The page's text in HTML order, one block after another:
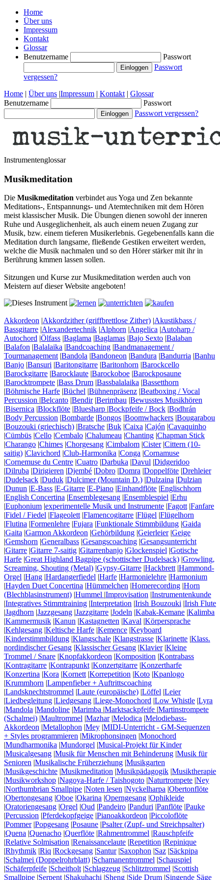
Home
Über uns
Impressum
Kontakt
Glossar
Benutzername
Passwort
Passwort
vergessen?
Home | Über uns |Impressum | Kontakt | Glossar
Benutzername
Passwort
Passwort vergessen?
Instrumentenglossar
Musikmeditation
Die Musikmeditation verbindet aus Yoga und Zen bekannte
Meditations-, Entspannungs- und Atemtechniken mit dem Hören
meist klassischer Musik. Die Übungen dienen sowohl der inneren
Ruhe und Ausgeglichenheit, als auch einem neuen Zugang zur
Musik, bzw. einem tieferen Musikerlebnis. Gegebenenfalls kann die
Meditation durch langsame, fließende Gestiken erweitert werden,
welche die Musik nachmalen und so den Hörer stärker mit ihr in
Berührung kmmen lassen sollen.
Sitzungen und Kurse zur Musikmeditation werden auch von
Meistern auf dieser Website angeboten!
Akkordeon |Akkordzither (griffbrettlose Zither) |Akustikbass /
Bassgitarre |Alexandertechnik |Alphorn |Angelica |Autoharp /
Autochord |Ölfass |Baglama |Baglamas |Bajo Sexto |Balaban
|Balafon |Balalaika |Bandcoaching |Bandmanagement /
Tourmanagement|Bandola |Bandoneon |Bandura |Bandurria |Banhu
|Banjo |Bansuri |Baritongitarre |Baritonhorn |Barockcello
|Barockgitarre |Barocklaute |Barockoboe |Barockposaune
|Barocktrompete |Bass Drum |Bassbalalaika |Bassetthorn
|Böhmische Harfe |Büchel |Bühnenpräsenz |Beatboxing / Vocal
Percussion |Belcanto |Bendir|Berimbau |Bewusstes Musikhören
|Bisernica |Blockflöte |Bluesharp |Bockpfeife / Bock |Bodhrán
|Body Percussion |Bombarde |Bongos |Boomwhackers |Bougarabou
|Bouzouki (griechisch) |Bratsche |Buk |Caixa |Cajón |Cavaquinho
|Cümbüs |Cello |Cembalo |Chalumeau |Chanting |Chapman Stick
|Charango |Chimes |Chorgesang |Cimbalom |Cister|Cittern (10-
saitig) |Clavichord |Club-Harmonika |Conga |Cornamuse
|Cornemuse du Centre |Cuatro |Darbuka |Davul |Didgeridoo
|Dilruba |Dirigieren |Djembé |Dobro |Domra |Doppelföte |Drehleier
|Dudelsack |Duduk |Dulcimer (Mountain D.) |Dulzaina |Dulzian
|Dunun |E-Bass |E-Gitarre |E-Piano |Einhandflöte |Englischhorn
|English Concertina |Ensemblegesang |Ensemblespiel |Erhu
|Euphonium |experimentelle Musik und Instrumente |Fagott|Fanfare
|Fidel / Fiedel |Flageolett|Flamencogitarre |Flügel |Flügelhorn
|Flutina |Formenlehre |Fujara |Funktionale Stimmbildung |Gaida
|Gaita |Garmon Akkordeon |Gehörbildung |Geierleier|Geige
|Gemshorn |Generalbass |Gesangscoaching |Gesangsunterricht
|Gitarre |Gitarre 7-saitig |Gitarrenbanjo |Glockenspiel |Gotische
Harfe |Great Highland Bagpipe (schottischer Dudelsack) |Growling,
Screaming, Shouting (Metal) |Gypsy-Gitarre |Hackbrett|Hammond-
Orgel |Hang |Hardangerfiedel |Harfe |Harmonielehre |Harmonium
|Hayden Duet Concertina |Hümmelchen |Homerecording |Horn
(Blechblasinstrument) |Hummel |Improvisation |Instrumentenkunde
|Integratives Stimmtraining |Interpretation |Irish Bouzouki |Irish Flute
|Jagdhorn |Jazzgesang |Jazzgitarre |Jodeln |Kabak-Kemane |Kalimba
|Kammermusik |Kanun |Kastagnetten |Kaval |Körpersprache
|Kehlgesang |Keltische Harfe |Kemence |Keyboard
|Kinderstimmbildung |Klangschale |Klangstrasse |Klarinette |Klass.
nordindischer Gesang |Klassischer Gesang |Klavier|Kleine
Trommel / Snare |Knopfakkordeon |Komposition |Kontrabass
|Kontragitarre |Kontrapunkt|Konzertgitarre |Konzertharfe
|Konzertina |Kora |Kornett|Korrepetition |Koto |Kpanlogo
|Krummhorn |Lampenfieber + Auftrittscoaching
|Landsknechtstrommel |Laute (europäische) |Löffel |Leier
|Liedbegleitung |Liedgesang |Liege-Monochord |Low Whistle |Lyra
|Mandola |Mandoline |Marimba |Marktsackpfeife |Martinstrompete
(Schalmei) |Maultrommel |Mazhar|Melodica |Melodiebass-
Akkordeon |Metallophon |Mey |MIDI-Unterricht - GM-Sequenzen
+ Styles programmieren |Mikrophonsingen |Monochord
|Mundharmonika |Mundorgel |Musical-Projekt für Kinder
|Musicalgesang |Musik für Menschen mit Behinderung |Musik für
Senioren |Musikalische Früherziehung |Musikgarten
|Musikgeschichte |Musikmeditation |Musikpädagogik |Musiktherapie
|Musikworkshop |Nagoya-Harfe / Taishogoto |Naturtrompete |Ney
|Northumbrian Smallpipe |Noten lesen |Nyckelharpa |Obertonflöte
|Obertongesang |Oboe |Okarina |Operngesang |Ophikleide
|Oratoriengesang |Orgel |Oud |Pandeiro |Panduri |Panflöte |Pauke
|Percussion |Pferdekopfgeige |Pianoakkordeon |Piccoloflöte
|Pommer|Popgesang |Posaune |Psalter (Zupf- und Streichpsalter)
|Quena |Quenacho |Querflöte |Rahmentrommel |Rauschpfeife
|Relative Solmisation |Renaissancelaute |Repetition |Repinique
|Rhythmik |Riq |Rockgesang |Santur|Saxophon |Saz |Säckpipa
|Schalmei (Doppelrohrblatt) |Schamanentrommel |Schauspiel
|Schäferpfeife |Scheitholt|Schlagzeug |Schlitztrommel |Scottish
Smallpipe |Serpent|Shakuhachi |Sheng |Side Drum |Singende Säge